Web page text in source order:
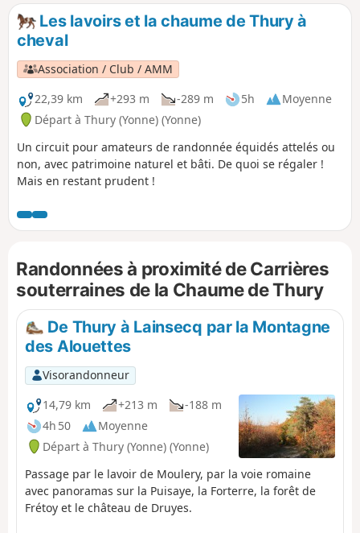
Les lavoirs et la chaume de Thury à
cheval
Association / Club / AMM
22,39 km
+293 m -289 m 5h
Moyenne
Départ à Thury (Yonne) (Yonne)
Un circuit pour amateurs de randonnée équidés attelés ou
non, avec patrimoine naturel et bâti. De quoi se régaler !
Mais en restant prudent !
Randonnées à proximité de Carrières
souterraines de la Chaume de Thury
De Thury à Lainsecq par la Montagne
des Alouettes
Visorandonneur
14,79 km
+213 m
-188 m
4h 50
Moyenne
Départ à Thury (Yonne) (Yonne)
Passage par le lavoir de Moulery, par la voie romaine
avec panoramas sur la Puisaye, la Forterre, la forêt de
Frétoy et le château de Druyes.